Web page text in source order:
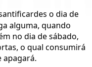
o dia de
alguma, quando
no dia de sábado,
o qual consumirá
apagará.